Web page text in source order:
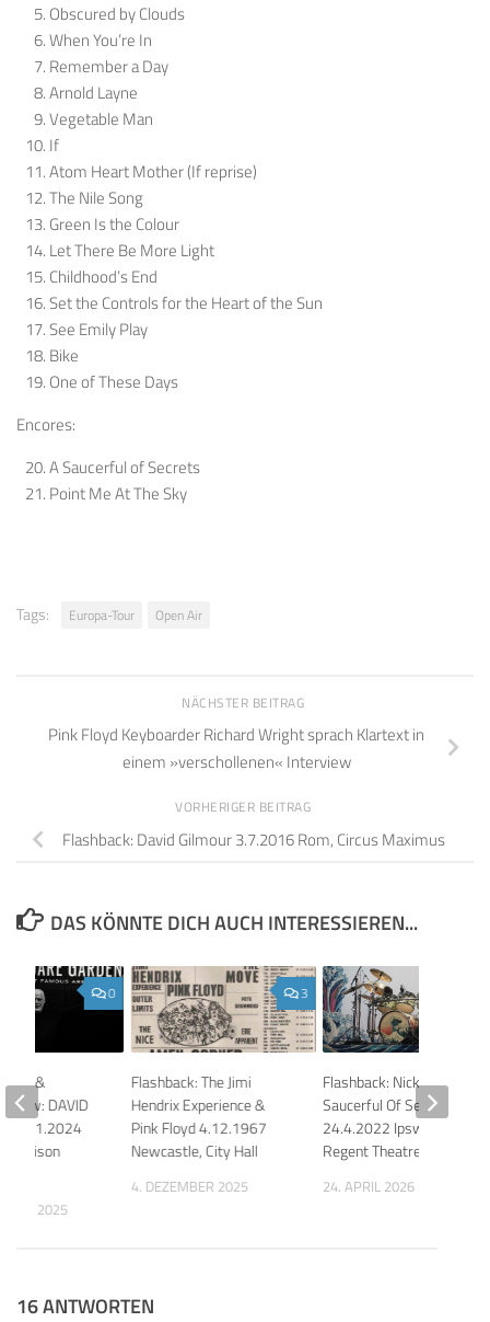
Obscured by Clouds
When You’re In
Remember a Day
Arnold Layne
Vegetable Man
If
Atom Heart Mother (If reprise)
The Nile Song
Green Is the Colour
Let There Be More Light
Childhood’s End
Set the Controls for the Heart of the Sun
See Emily Play
Bike
One of These Days
Encores:
A Saucerful of Secrets
Point Me At The Sky
Tags: Europa-Tour Open Air
NÄCHSTER BEITRAG
Pink Floyd Keyboarder Richard Wright sprach Klartext in
einem »verschollenen« Interview
VORHERIGER BEITRAG
Flashback: David Gilmour 3.7.2016 Rom, Circus Maximus
DAS KÖNNTE DICH AUCH INTERESSIEREN...
3
Flashback: The Jimi
Hendrix Experience &
Pink Floyd 4.12.1967
Newcastle, City Hall
4. DEZEMBER 2025
Flashback: Nick Mason’s
Saucerful Of Secrets
24.4.2022 Ipswich,
Regent Theatre
24. APRIL 2026
0
&
Show: DAVID
10.11.2024
Madison
2025
16 ANTWORTEN